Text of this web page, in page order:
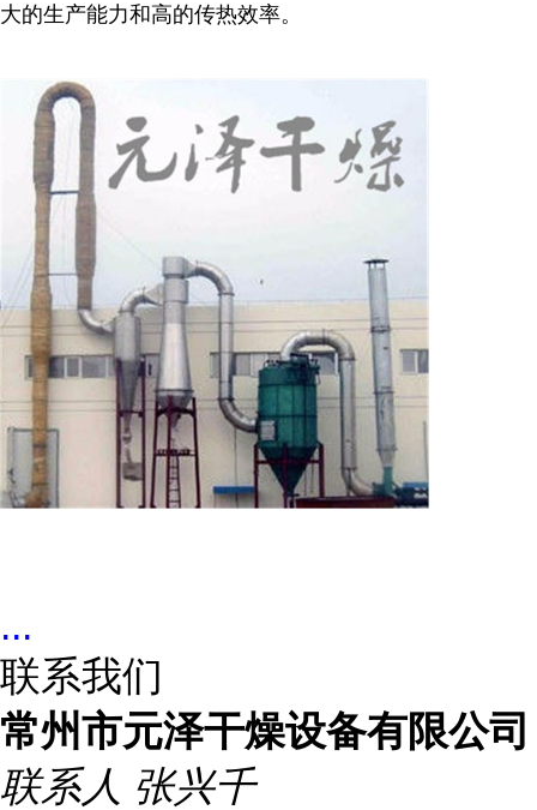
大的生产能力和高的传热效率。
...
联系我们
常州市元泽干燥设备有限公司
联系人 张兴千